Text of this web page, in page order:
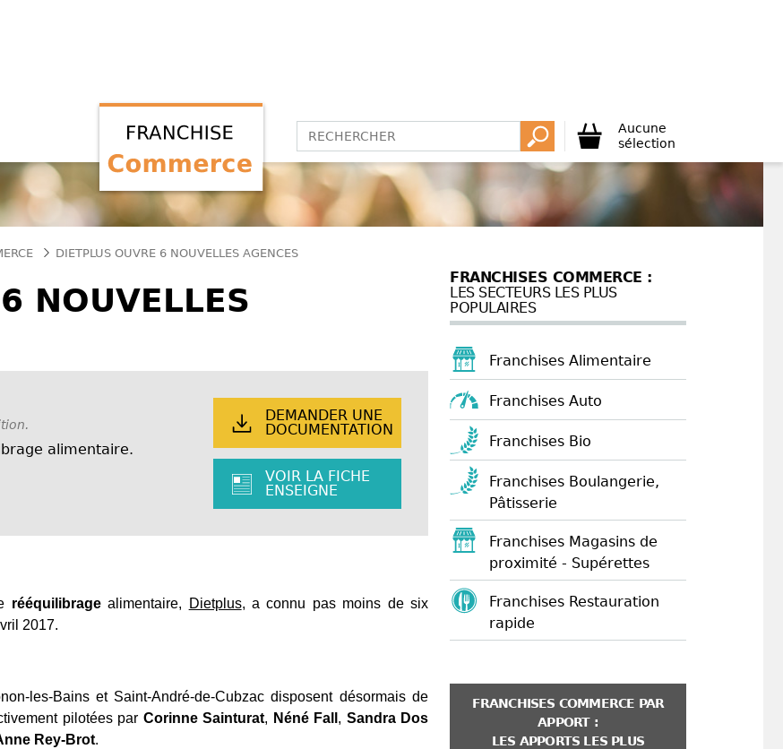
Aucune
sélection
DIETPLUS OUVRE 6 NOUVELLES AGENCES
NOUVELLES
alimentaire.
DEMANDER UNE
DOCUMENTATION
VOIR LA FICHE
ENSEIGNE
rééquilibragealimentaire, Dietplus, a connu pas moins de six
2017.
les-Bains et Saint-André-de-Cubzac disposent désormais de
pilotées par Corinne Sainturat, Néné Fall , Sandra Dos
Rey-Brot.
FRANCHISES COMMERCE :
LES SECTEURS LES PLUS
POPULAIRES
Franchises Alimentaire
Franchises Auto
Franchises Bio
Franchises Boulangerie,
Pâtisserie
Franchises Magasins de
proximité - Supérettes
Franchises Restauration
rapide
FRANCHISES COMMERCE PAR
APPORT :
LES APPORTS LES PLUS